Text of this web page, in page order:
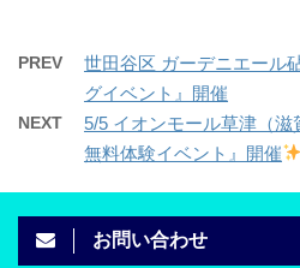
PREV
世田谷区 ガーデニエール
グイベント』開催
NEXT
5/5 イオンモール草津（
無料体験イベント』開催
お問い合わせ